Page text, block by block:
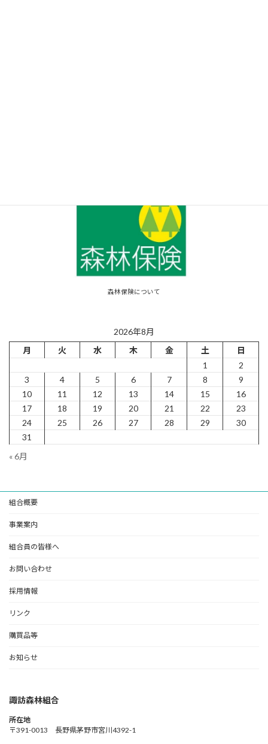
森林保険について
2026年8月
月
火 水 木 金 土
日
1
2
3
4 5 6 7 8
9
10
11 12 13 14 15
16
17
18 19 20 21 22
23
24
25 26 27 28 29
30
31
« 6月
組合概要
事業案内
組合員の皆様へ
お問い合わせ
採用情報
リンク
購買品等
お知らせ
諏訪森林組合
所在地
〒391-0013 長野県茅野市宮川4392-1